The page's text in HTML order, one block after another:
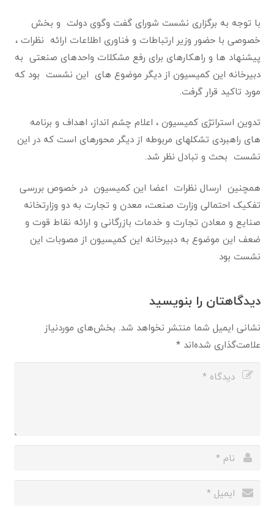
با توجه به برگزاری نشست شورای گفت وگوی دولت و بخش
خصوصی با حضور وزیر ارتباطات و فناوری اطلاعات ارائه نظرات ،
پیشنهاد ها و راهکارهای برای رفع مشکلات واحدهای صنعتی به
دبیرخانه این کمیسیون از دیگر موضوع های این نشست بود که
مورد تاکید قرار گرفت.
تدوین استراتژی کمیسیون ، اعلام چشم انداز، اهداف و برنامه
های راهبردی تشکلهای مربوطه از دیگر محورهای است که در این
نشست بحث و تبادل نظر شد.
همچنین ارسال نظرات اعضا این کمیسیون در خصوص بررسی
تفکیک احتمالی وزارت صنعت، معدن و تجارت به دو وزارتخانه
صنایع و معادن تجارت و خدمات بازرگانی و ارائه نقاط قوت و
ضعف این موضوع به دبیرخانه این کمیسیون از مصوبات این
نشست بود
دیدگاهتان را بنویسید
نشانی ایمیل شما منتشر نخواهد شد. بخش‌های موردنیاز
علامت‌گذاری شده‌اند*